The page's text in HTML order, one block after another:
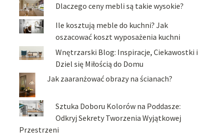
Dlaczego ceny mebli są takie wysokie?
Ile kosztują meble do kuchni? Jak
oszacować koszt wyposażenia kuchni
Wnętrzarski Blog: Inspiracje, Ciekawostki i
Dziel się Miłością do Domu
Jak zaaranżować obrazy na ścianach?
Sztuka Doboru Kolorów na Poddasze:
Odkryj Sekrety Tworzenia Wyjątkowej
Przestrzeni